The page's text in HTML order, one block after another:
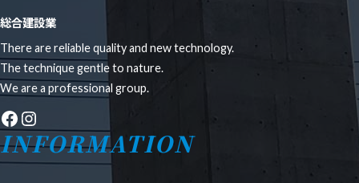
総合建設業
There are reliable quality and new technology.
The technique gentle to nature.
We are a professional group.
Facebook
Instagram
INFORMATION